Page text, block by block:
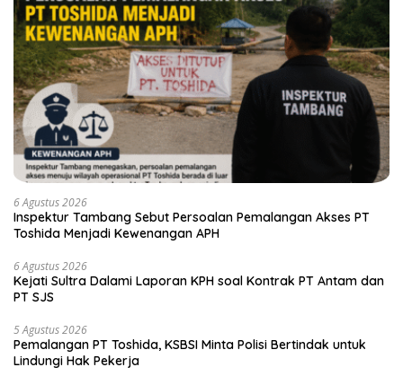
6 Agustus 2026
Inspektur Tambang Sebut Persoalan Pemalangan Akses PT
Toshida Menjadi Kewenangan APH
6 Agustus 2026
Kejati Sultra Dalami Laporan KPH soal Kontrak PT Antam dan
PT SJS
5 Agustus 2026
Pemalangan PT Toshida, KSBSI Minta Polisi Bertindak untuk
Lindungi Hak Pekerja